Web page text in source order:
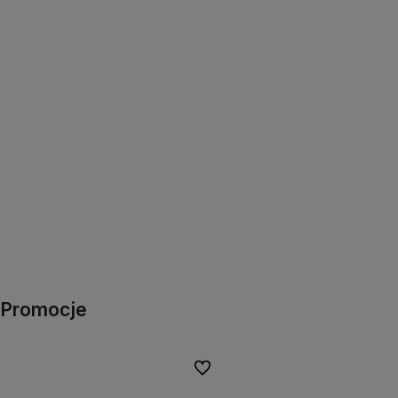
Promocje
Do ulubionych